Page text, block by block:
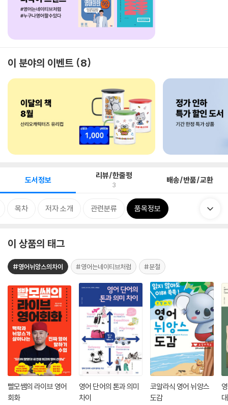
이 분야의 이벤트 8
도서정보 리뷰/한줄평
3 배송/반품/교환
목차 저자 소개 관련분류 품목정보
이 상품의 태그
#영어뉘앙스의차이 #영어는네이티브처럼 #분철
빨모쌤의 라이브 영어
회화
영어 단어의 톤과 의미
차이
코알라식 영어 뉘앙스
도감